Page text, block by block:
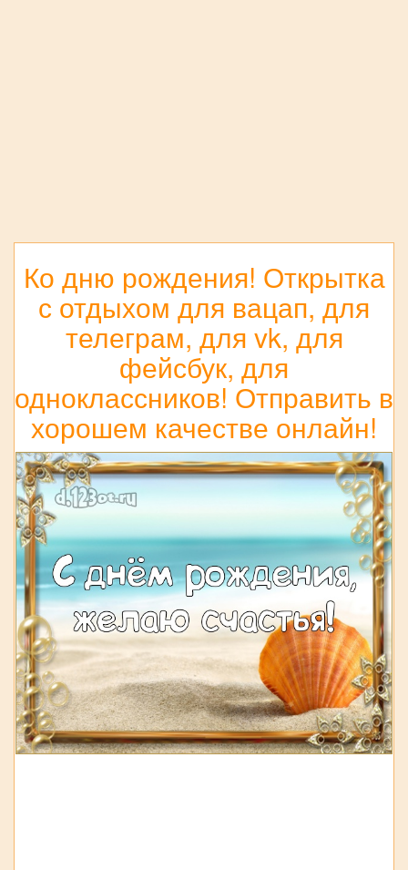
Ко дню рождения! Открытка
с отдыхом для вацап, для
телеграм, для vk, для
фейсбук, для
одноклассников! Отправить в
хорошем качестве онлайн!